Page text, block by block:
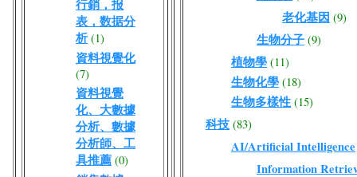
行銷，报
表，数据分
析 (1)
資料視覺化
(7)
資料視覺
化、大數據
分析、數據
分析師、工
具推薦 (0)
老化基因 (9)
生物分子 (9)
植物學 (11)
生物化學 (18)
生物多樣性 (15)
科技 (83)
AI/Artificial Intelligence
Information